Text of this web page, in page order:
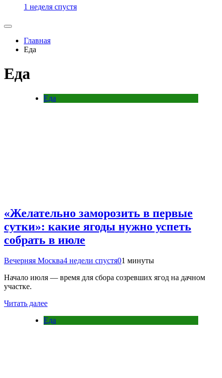
1 неделя спустя
Главная
Еда
Еда
Еда
«Желательно заморозить в первые
сутки»: какие ягоды нужно успеть
собрать в июле
Вечерняя Москва4 недели спустя01 минуты
Начало июля — время для сбора созревших ягод на дачном
участке.
Читать далее
Еда